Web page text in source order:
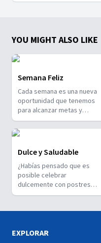
YOU MIGHT ALSO LIKE
Semana Feliz
Cada semana es una nueva
oportunidad que tenemos
para alcanzar metas y
compartir con nuestros
amigos y familiares. Por ello
es importante que las
vivamos con alegría y
esperanza, pero que sobre
todo mantengamos
nuestros ojos abiertos para
encontrar las
oportunidades que Dios
a nuestros semejantes. En
el Pastor Gamaliel Flórez
Dulce y Saludable
¿Habías pensado que es
posible celebrar
dulcemente con postres
100% saludables? En esta
diferentes alternativas para
platillos que van a ser un
EXPLORAR